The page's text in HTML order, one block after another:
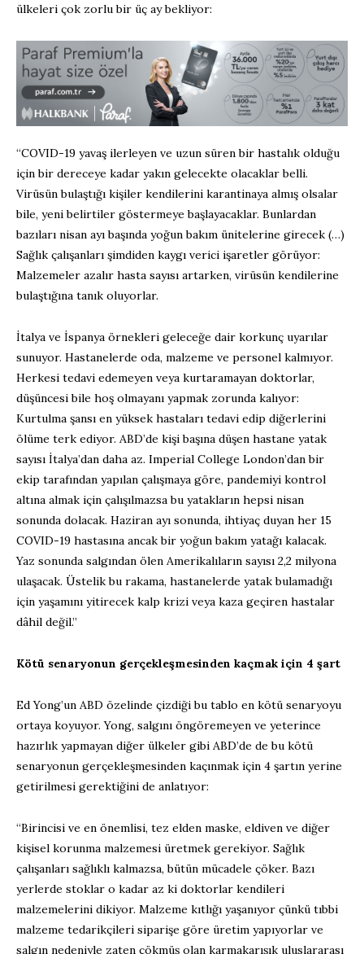
ülkeleri çok zorlu bir üç ay bekliyor:
“COVID-19 yavaş ilerleyen ve uzun süren bir hastalık olduğu
için bir dereceye kadar yakın gelecekte olacaklar belli.
Virüsün bulaştığı kişiler kendilerini karantinaya almış olsalar
bile, yeni belirtiler göstermeye başlayacaklar. Bunlardan
bazıları nisan ayı başında yoğun bakım ünitelerine girecek (…)
Sağlık çalışanları şimdiden kaygı verici işaretler görüyor:
Malzemeler azalır hasta sayısı artarken, virüsün kendilerine
bulaştığına tanık oluyorlar.
İtalya ve İspanya örnekleri geleceğe dair korkunç uyarılar
sunuyor. Hastanelerde oda, malzeme ve personel kalmıyor.
Herkesi tedavi edemeyen veya kurtaramayan doktorlar,
düşüncesi bile hoş olmayanı yapmak zorunda kalıyor:
Kurtulma şansı en yüksek hastaları tedavi edip diğerlerini
ölüme terk ediyor. ABD’de kişi başına düşen hastane yatak
sayısı İtalya’dan daha az. Imperial College London’dan bir
ekip tarafından yapılan çalışmaya göre, pandemiyi kontrol
altına almak için çalışılmazsa bu yatakların hepsi nisan
sonunda dolacak. Haziran ayı sonunda, ihtiyaç duyan her 15
COVID-19 hastasına ancak bir yoğun bakım yatağı kalacak.
Yaz sonunda salgından ölen Amerikalıların sayısı 2,2 milyona
ulaşacak. Üstelik bu rakama, hastanelerde yatak bulamadığı
için yaşamını yitirecek kalp krizi veya kaza geçiren hastalar
dâhil değil.”
Kötü senaryonun gerçekleşmesinden kaçmak için 4 şart
Ed Yong’un ABD özelinde çizdiği bu tablo en kötü senaryoyu
ortaya koyuyor. Yong, salgını öngöremeyen ve yeterince
hazırlık yapmayan diğer ülkeler gibi ABD’de de bu kötü
senaryonun gerçekleşmesinden kaçınmak için 4 şartın yerine
getirilmesi gerektiğini de anlatıyor:
“Birincisi ve en önemlisi, tez elden maske, eldiven ve diğer
kişisel korunma malzemesi üretmek gerekiyor. Sağlık
çalışanları sağlıklı kalmazsa, bütün mücadele çöker. Bazı
yerlerde stoklar o kadar az ki doktorlar kendileri
malzemelerini dikiyor. Malzeme kıtlığı yaşanıyor çünkü tıbbi
malzeme tedarikçileri siparişe göre üretim yapıyorlar ve
salgın nedeniyle zaten çökmüş olan karmakarışık uluslararası